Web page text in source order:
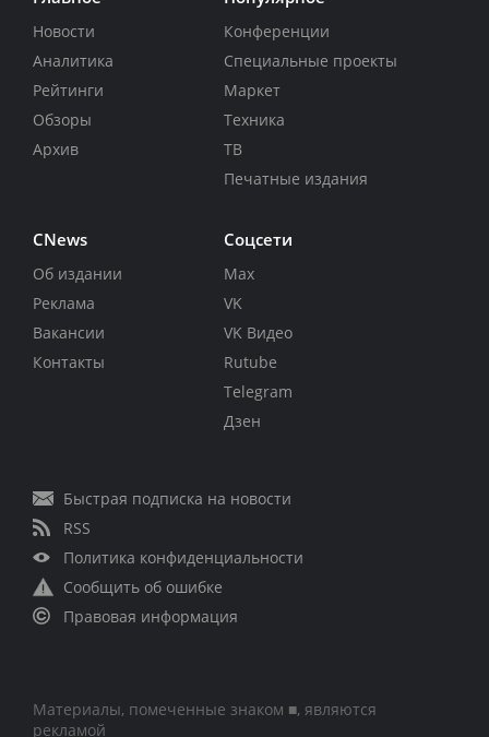
Новости
Аналитика
Рейтинги
Обзоры
Архив
Конференции
Специальные проекты
Маркет
Техника
ТВ
Печатные издания
CNews
Об издании
Реклама
Вакансии
Контакты
Соцсети
Max
VK
VK Видео
Rutube
Telegram
Дзен
Быстрая подписка на новости
RSS
Политика конфиденциальности
Сообщить об ошибке
Правовая информация
Материалы, помеченные знаком ■, являются
рекламой